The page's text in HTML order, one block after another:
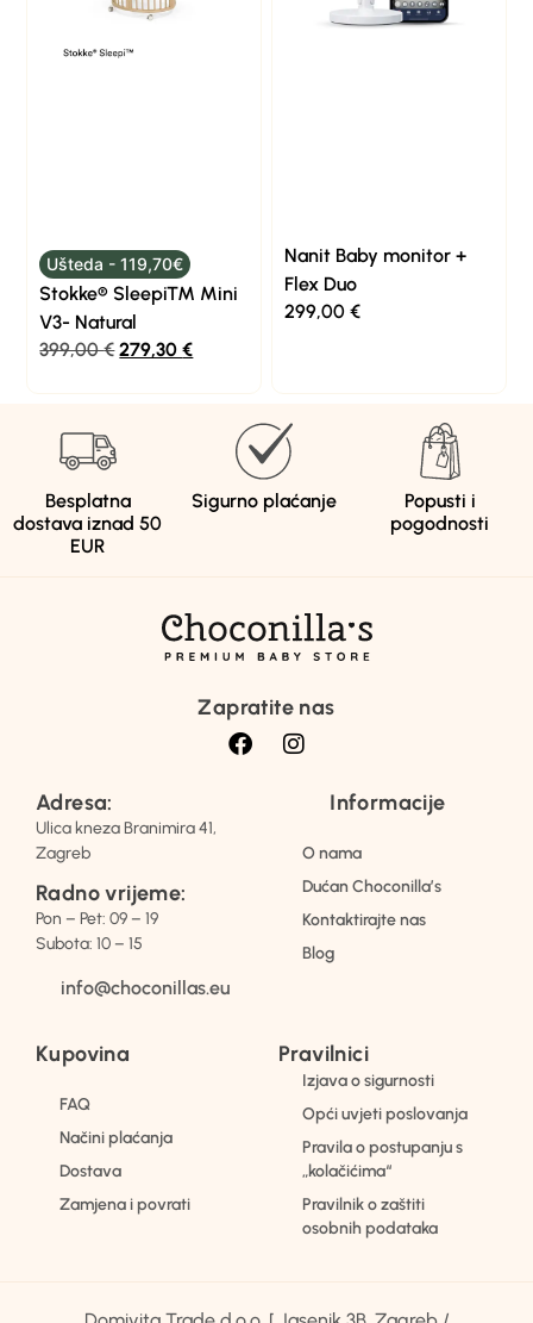
Ušteda - 119,70€
Stokke® Sleepi™ Mini
V3- Natural
399,00€ 279,30€
Nanit Baby monitor +
Flex Duo
299,00 €
Besplatna
dostava iznad 50
EUR
Sigurno plaćanje
Popusti i
pogodnosti
Zapratite nas
Adresa:
Ulica kneza Branimira 41,
Zagreb
Radno vrijeme:
Pon – Pet: 09 – 19
Subota: 10 – 15
info@choconillas.eu
Informacije
O nama
Dućan Choconilla’s
Kontaktirajte nas
Blog
Kupovina
FAQ
Načini plaćanja
Dostava
Zamjena i povrati
Pravilnici
Izjava o sigurnosti
Opći uvjeti poslovanja
Pravila o postupanju s
„kolačićima“
Pravilnik o zaštiti
osobnih podataka